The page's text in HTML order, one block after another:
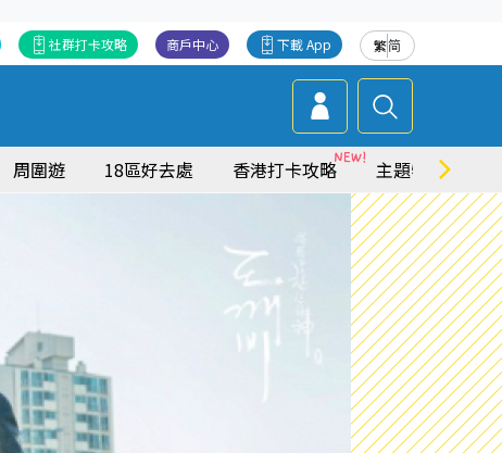
繁简
下載 App
商戶中心
社群打卡攻略
周圍遊 18區好去處 香港打卡攻略 主題特集